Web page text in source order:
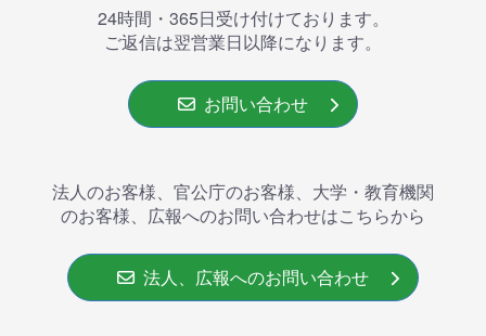
24時間・365⽇受け付けております。
ご返信は翌営業⽇以降になります。
お問い合わせ
法人のお客様、官公庁のお客様、大学・教育機関
のお客様、広報へのお問い合わせはこちらから
法人、広報へのお問い合わせ